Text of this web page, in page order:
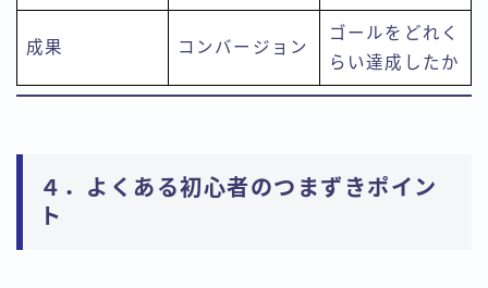
成果 コンバージョン
ゴールをどれく
らい達成したか
４．よくある初心者のつまずきポイン
ト